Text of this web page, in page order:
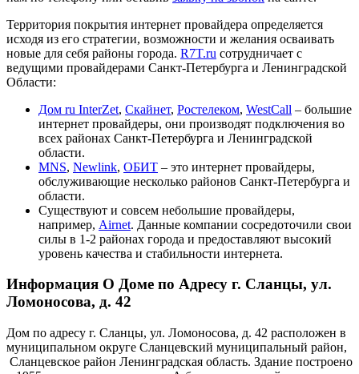
Территория покрытия интернет провайдера определяется
исходя из его стратегии, возможности и желания осваивать
новые для себя районы города. R7T.ru сотрудничает с
ведущими провайдерами Санкт-Петербурга и Ленинградской
Области:
Дом ru InterZet, Скайнет, Ростелеком, WestCall – большие
интернет провайдеры, они производят подключения во
всех районах Санкт-Петербурга и Ленинградской
области.
MNS, Newlink, ОБИТ – это интернет провайдеры,
обслуживающие несколько районов Санкт-Петербурга и
области.
Существуют и совсем небольшие провайдеры,
например, Airnet. Данные компании сосредоточили свои
силы в 1-2 районах города и предоставляют высокий
уровень качества и стабильности интернета.
Информация О Доме по Адресу г. Сланцы, ул.
Ломоносова, д. 42
Дом по адресу г. Сланцы, ул. Ломоносова, д. 42 расположен в
муниципальном округе Сланцевский муниципальный район,
Сланцевское район Ленинградская область. Здание построено